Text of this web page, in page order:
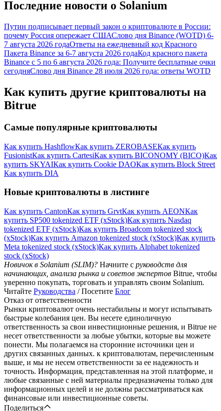
Скачать
приложение Bitrue
Последние новости о Solanium
Путин подписывает первый закон о криптовалюте в России:
почему Россия опережает СШАСлово дня Binance (WOTD) 6-
7 августа 2026 годаОтветы на ежедневный код Красного
Пакета Binance за 6-7 августа 2026 годаКод красного пакета
Binance с 5 по 6 августа 2026 года: Получите бесплатные очки
сегодняСлово дня Binance 28 июля 2026 года: ответы WOTD
Как купить другие криптовалюты на
Bitrue
Самые популярные криптовалюты
Как купить HashflowКак купить ZEROBASEКак купить
FusionistКак купить CartesiКак купить BICONOMY (BICO)Как
купить SKYAIКак купить Cookie DAOКак купить Block Street
Как купить DIA
Новые криптовалюты в листинге
Как купить CantonКак купить GrvtКак купить AEONКак
купить SP500 tokenized ETF (xStock)Как купить Nasdaq
tokenized ETF (xStock)Как купить Broadcom tokenized stock
(xStock)Как купить Amazon tokenized stock (xStock)Как купить
Meta tokenized stock (xStock)Как купить Alphabet tokenized
stock (xStock)
Новичок в Solanium (SLIM)? Начните с руководств для
начинающих, анализа рынка и советов экспертов Bitrue, чтобы
уверенно покупать, торговать и управлять своим Solanium.
Читайте Руководства / Посетите Блог
Отказ от ответственности
Рынки криптовалют очень нестабильны и могут испытывать
быстрые колебания цен. Вы несете единоличную
ответственность за свои инвестиционные решения, и Bitrue не
несет ответственности за любые убытки, которые вы можете
понести. Мы полагаемся на сторонние источники цен и
других связанных данных. к криптовалютам, перечисленным
выше, и мы не несем ответственности за ее надежность и
точность. Информация, представленная на этой платформе, и
любые связанные с ней материалы предназначены только для
информационных целей и не должны рассматриваться как
финансовые или инвестиционные советы.
Поделиться